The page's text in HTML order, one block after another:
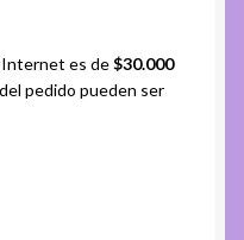
es de$30.000
pedido pueden ser